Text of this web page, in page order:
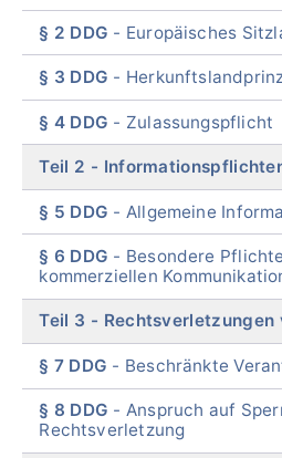
§ 2 DDG Europäisches
§ 3 DDG
§ 4 DDG Zulassungspflicht
Teil 2
§ 5 DDG Allgemeine
§ 6 DDG
Besondere
kommerziellen
Teil 3 Rechtsverletzungen
§ 7 DDG Beschränkte
§ 8 DDG
Anspruch auf
Rechtsverletzung